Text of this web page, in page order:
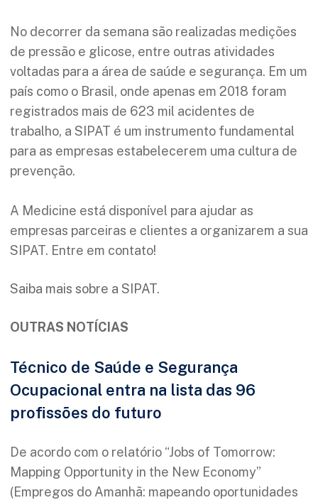
No decorrer da semana são realizadas medições
de pressão e glicose, entre outras atividades
voltadas para a área de saúde e segurança. Em um
país como o Brasil, onde apenas em 2018 foram
registrados mais de 623 mil acidentes de
trabalho, a SIPAT é um instrumento fundamental
para as empresas estabelecerem uma cultura de
prevenção.
A Medicine está disponível para ajudar as
empresas parceiras e clientes a organizarem a sua
SIPAT. Entre em contato!
Saiba mais sobre a SIPAT.
OUTRAS NOTÍCIAS
Técnico de Saúde e Segurança
Ocupacional entra na lista das 96
profissões do futuro
De acordo com o relatório “Jobs of Tomorrow:
Mapping Opportunity in the New Economy”
(Empregos do Amanhã: mapeando oportunidades